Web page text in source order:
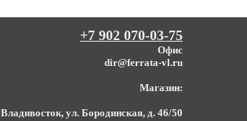
+7 902 070-03-75
Офис
dir@ferrata-vl.ru
Магазин:
Владивосток, ул. Бородинская, д. 46/50